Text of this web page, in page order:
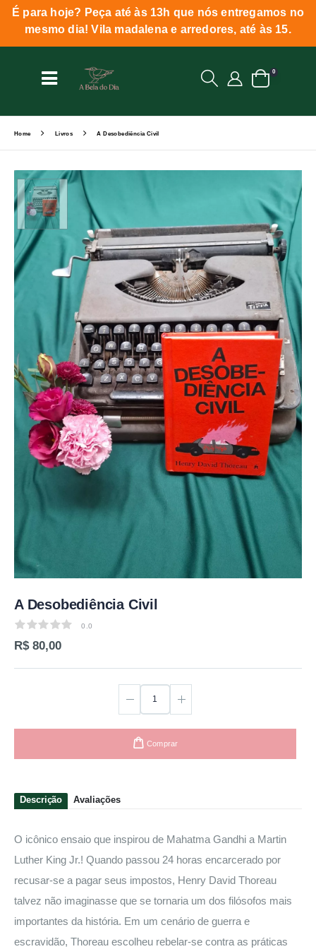
É para hoje? Peça até às 13h que nós entregamos no
mesmo dia! Vila madalena e arredores, até às 15.
0
Home Livros A Desobediência Civil
A Desobediência Civil
0.0
0.0
R$ 80,00
Comprar
Descrição Avaliações
O icônico ensaio que inspirou de Mahatma Gandhi a Martin
Luther King Jr.! Quando passou 24 horas encarcerado por
recusar-se a pagar seus impostos, Henry David Thoreau
talvez não imaginasse que se tornaria um dos filósofos mais
importantes da história. Em um cenário de guerra e
escravidão, Thoreau escolheu rebelar-se contra as práticas